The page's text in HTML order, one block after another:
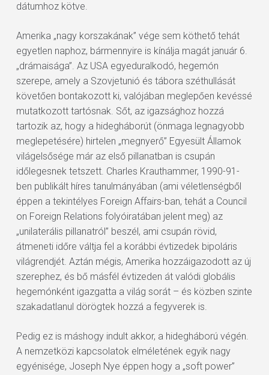
dátumhoz kötve.
Amerika „nagy korszakának” vége sem köthető tehát
egyetlen naphoz, bármennyire is kínálja magát január 6.
„drámaisága”. Az USA egyeduralkodó, hegemón
szerepe, amely a Szovjetunió és tábora széthullását
követően bontakozott ki, valójában meglepően kevéssé
mutatkozott tartósnak. Sőt, az igazsághoz hozzá
tartozik az, hogy a hidegháborút (önmaga legnagyobb
meglepetésére) hirtelen „megnyerő” Egyesült Államok
világelsősége már az első pillanatban is csupán
időlegesnek tetszett. Charles Krauthammer, 1990-91-
ben publikált híres tanulmányában (ami véletlenségből
éppen a tekintélyes Foreign Affairs-ban, tehát a Council
on Foreign Relations folyóiratában jelent meg) az
„unilaterális pillanatról” beszél, ami csupán rövid,
átmeneti időre váltja fel a korábbi évtizedek bipoláris
világrendjét. Aztán mégis, Amerika hozzáigazodott az új
szerephez, és bő másfél évtizeden át valódi globális
hegemónként igazgatta a világ sorát – és közben szinte
szakadatlanul dörögtek hozzá a fegyverek is.
Pedig ez is máshogy indult akkor, a hidegháború végén.
A nemzetközi kapcsolatok elméletének egyik nagy
egyénisége, Joseph Nye éppen hogy a „soft power”